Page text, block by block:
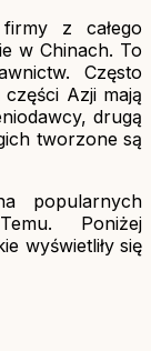
z całego
w Chinach. To
Często
Azji mają
drugą
tworzone są
popularnych
Poniżej
wyświetliły się